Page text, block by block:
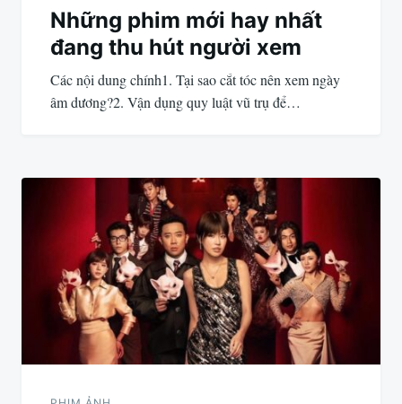
Những phim mới hay nhất
đang thu hút người xem
Các nội dung chính1. Tại sao cắt tóc nên xem ngày
âm dương?2. Vận dụng quy luật vũ trụ để…